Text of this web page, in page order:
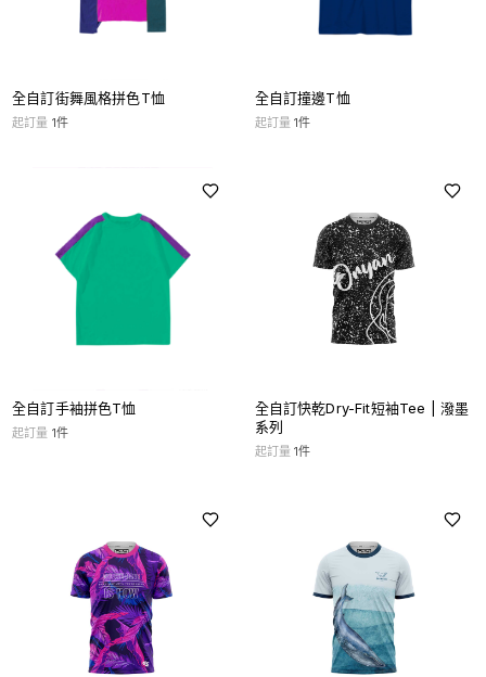
全自訂街舞風格拼色T恤
起訂量 1件
全自訂撞邊T恤
起訂量 1件
全自訂手袖拼色T恤
起訂量 1件
全自訂快乾Dry-Fit短袖Tee | 潑墨
系列
起訂量 1件